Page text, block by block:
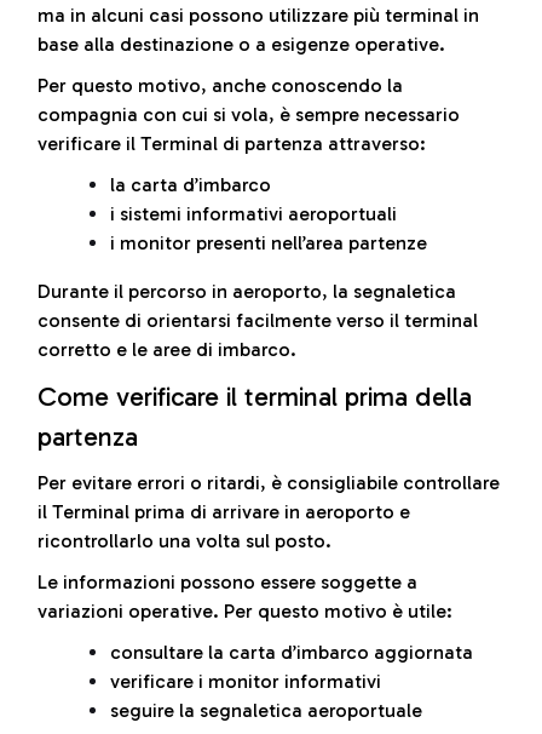
ma in alcuni casi possono utilizzare più terminal in
base alla destinazione o a esigenze operative.
Per questo motivo, anche conoscendo la
compagnia con cui si vola, è sempre necessario
verificare il Terminal di partenza attraverso:
la carta d’imbarco
i sistemi informativi aeroportuali
i monitor presenti nell’area partenze
Durante il percorso in aeroporto, la segnaletica
consente di orientarsi facilmente verso il terminal
corretto e le aree di imbarco.
Come verificare il terminal prima della
partenza
Per evitare errori o ritardi, è consigliabile controllare
il Terminal prima di arrivare in aeroporto e
ricontrollarlo una volta sul posto.
Le informazioni possono essere soggette a
variazioni operative. Per questo motivo è utile:
consultare la carta d’imbarco aggiornata
verificare i monitor informativi
seguire la segnaletica aeroportuale